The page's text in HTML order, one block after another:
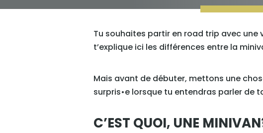
Tu souhaites partir en road trip avec une
t’explique ici les différences entre la
Mais avant de débuter, mettons une
surpris•e lorsque tu entendras parler de
C’EST QUOI, UNE